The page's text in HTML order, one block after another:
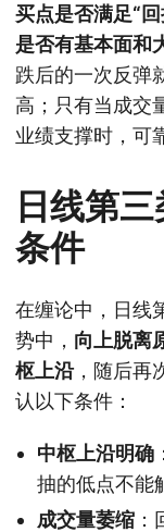
买点是否满足“
是否有基本面和
跌后的一次反弹
高；只有当成交
业绩支撑时，可
日线第
条件
在缠论中，日线
势中， 向上脱离
枢上沿，随后再
认以下条件：
中枢上沿明确
抽的低点不能
成交量萎缩